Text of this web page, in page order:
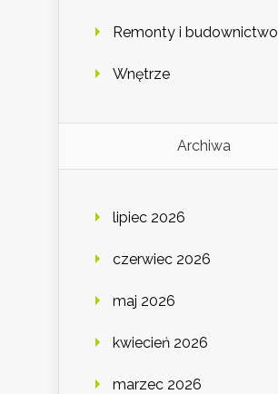
Remonty i budownictwo
Wnętrze
Archiwa
lipiec 2026
czerwiec 2026
maj 2026
kwiecień 2026
marzec 2026